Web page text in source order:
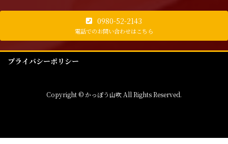
0980-52-2143
電話でのお問い合わせはこちら
プライバシーポリシー
Copyright © かっぽう山吹 All Rights Reserved.